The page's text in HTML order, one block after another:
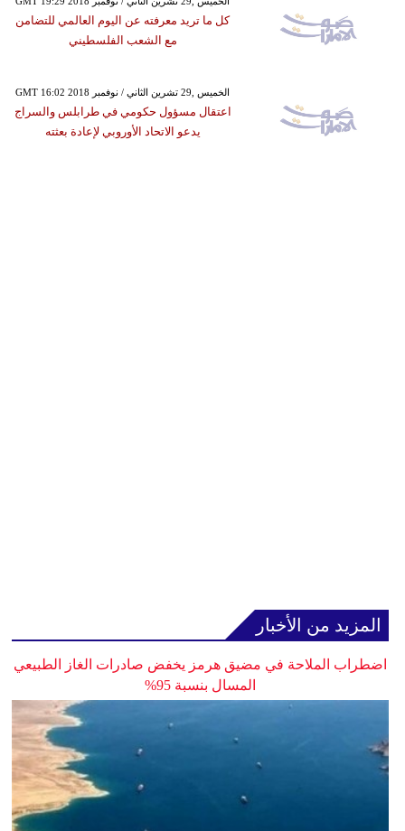
كل ما تريد معرفته عن اليوم العالمي للتضامن
مع الشعب الفلسطيني
GMT 16:02 2018 الخميس ,29 تشرين الثاني / نوفمبر
اعتقال مسؤول حكومي في طرابلس والسراج
يدعو الاتحاد الأوروبي لإعادة بعثته
المزيد من الأخبار
اضطراب الملاحة في مضيق هرمز يخفض صادرات الغاز الطبيعي
المسال بنسبة 95%